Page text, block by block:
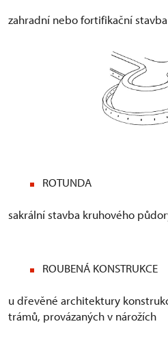
zahradní nebo fortifikační
ROTUNDA
sakrální stavba kruhového
ROUBENÁ KONSTRUKCE
u dřevěné architektury
trámů, provázaných v nárožích